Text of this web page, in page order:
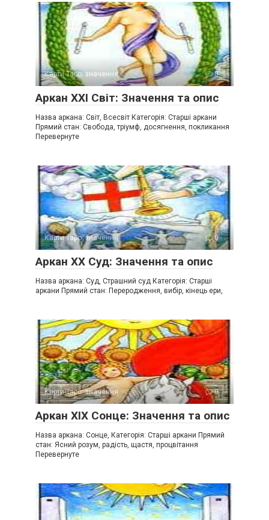
Карти Таро: значення 0
Аркан XXI Світ: Значення та опис
Назва аркана: Світ, Всесвіт Категорія: Старші аркани
Прямий стан: Свобода, тріумф, досягнення, покликання
Перевернуте
Карти Таро: значення 0
Аркан XX Суд: Значення та опис
Назва аркана: Суд, Страшний суд Категорія: Старші
аркани Прямий стан: Переродження, вибір, кінець ери,
Карти Таро: значення 0
Аркан XIX Сонце: Значення та опис
Назва аркана: Сонце, Категорія: Старші аркани Прямий
стан: Ясний розум, радість, щастя, процвітання
Перевернуте